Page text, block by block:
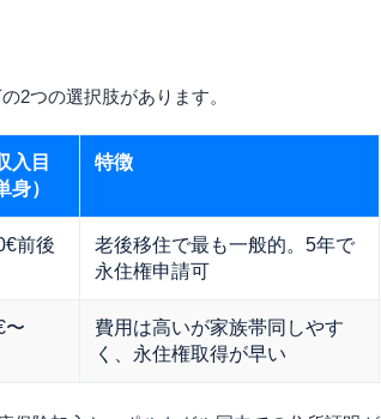
2つの選択肢があります。
入目
身）
特徴
前後
老後移住で最も一般的。5年で
永住権申請可
〜
費用は高いが家族帯同しやす
く、永住権取得が早い